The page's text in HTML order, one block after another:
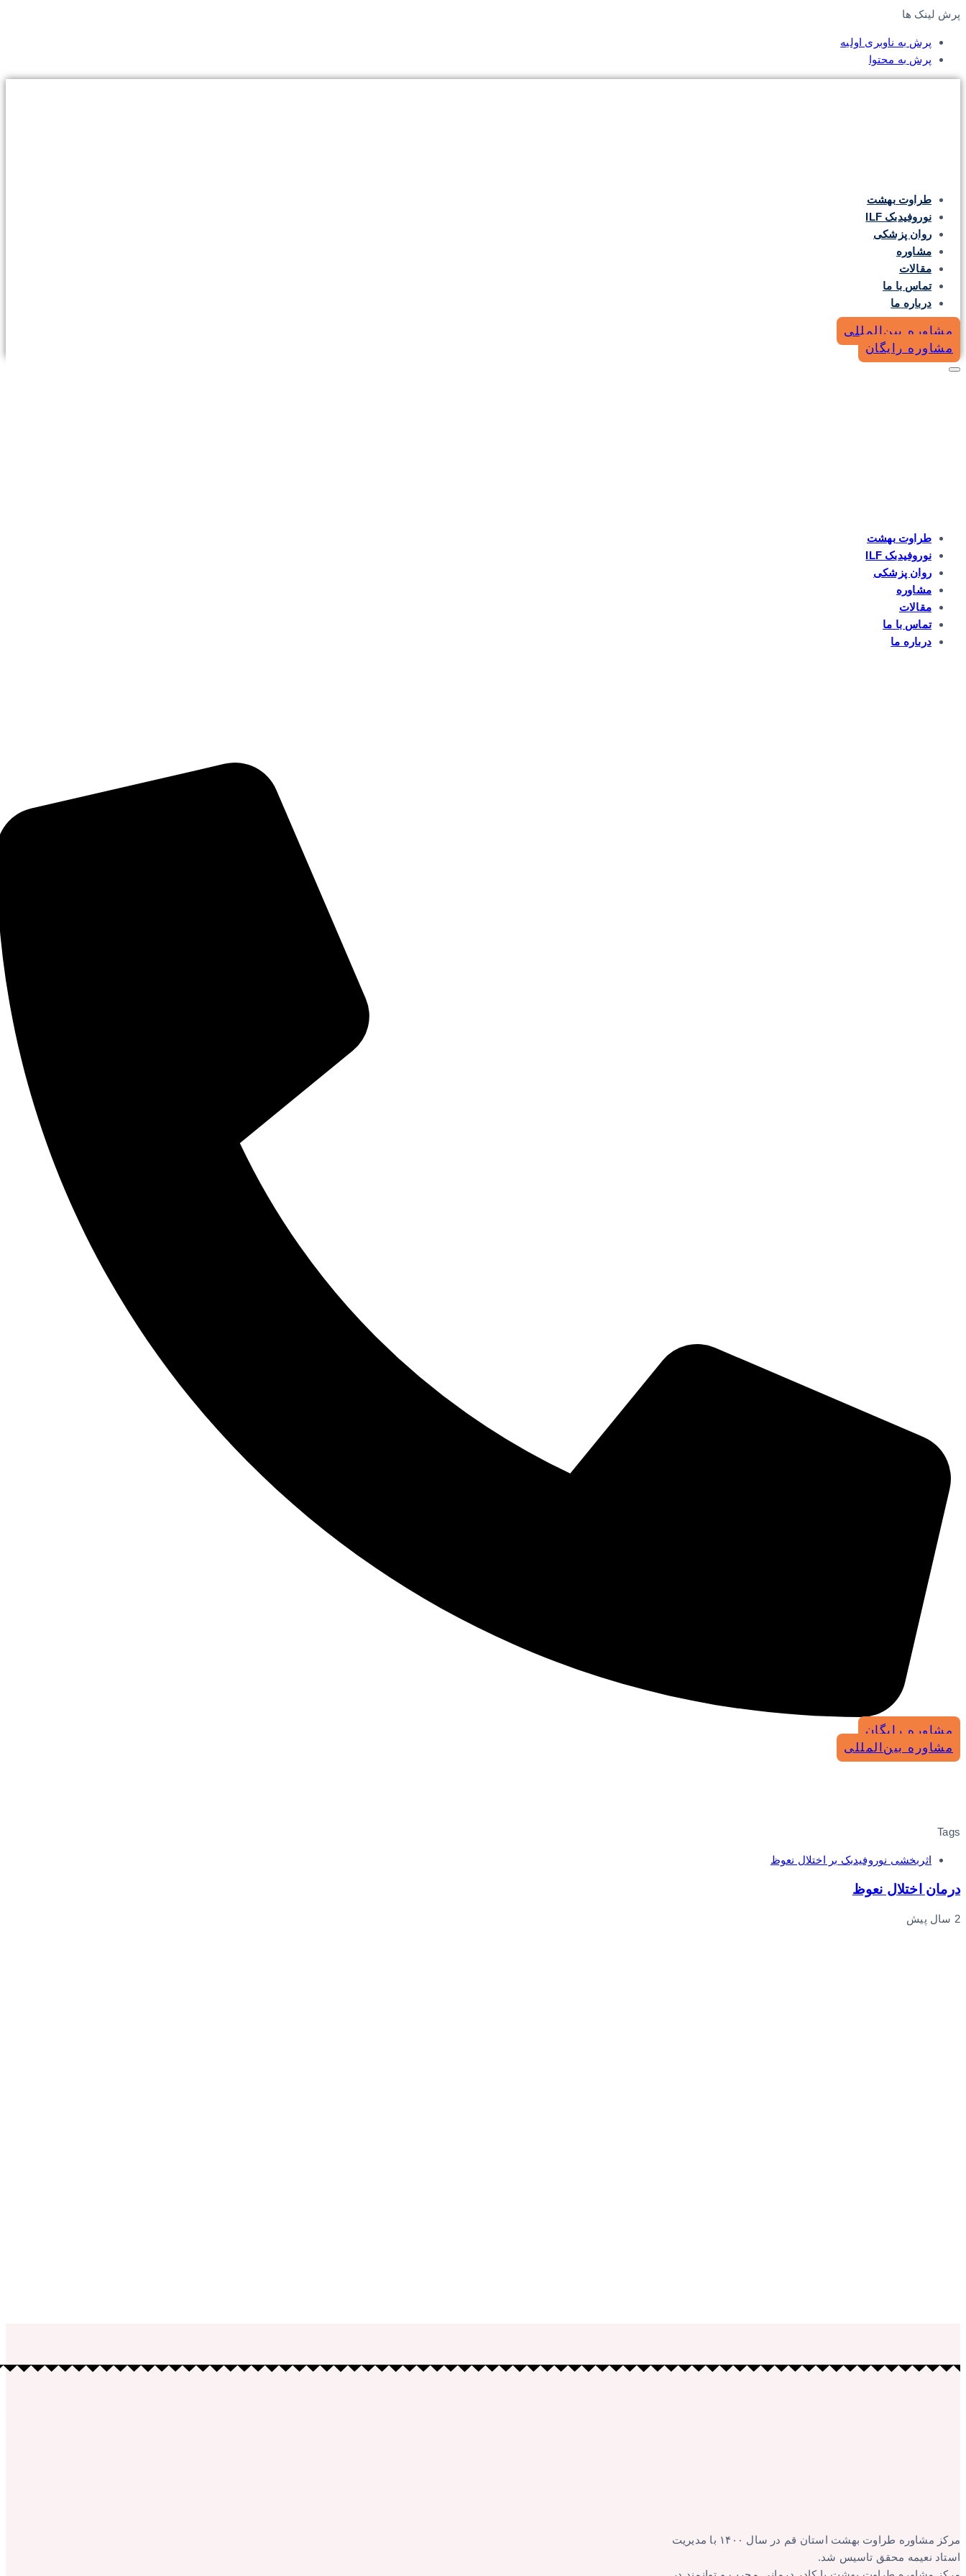
پرش لینک ها
پرش به ناوبری اولیه
پرش به محتوا
طراوت بهشت
نوروفیدبک ILF
روان پزشکی
مشاوره
مقالات
تماس با ما
درباره ما
مشاوره بین‌المللی
مشاوره رایگان
طراوت بهشت
نوروفیدبک ILF
روان پزشکی
مشاوره
مقالات
تماس با ما
درباره ما
مشاوره رایگان
مشاوره بین‌المللی
Tags
اثربخشی نوروفیدبک بر اختلال نعوظ
درمان اختلال نعوظ
2 سال پیش
مرکز مشاوره طراوت بهشت استان قم در سال ۱۴۰۰ با مدیریت
استاد نعیمه محقق تاسیس شد.